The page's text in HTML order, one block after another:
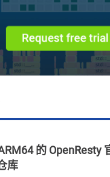
的 OpenResty
库